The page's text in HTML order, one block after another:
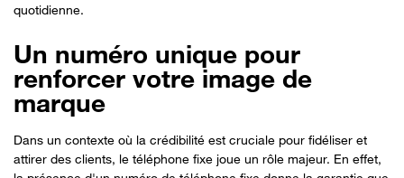
quotidienne.
Un numéro unique pour
renforcer votre image de
marque
Dans un contexte où la crédibilité est cruciale pour fidéliser et
attirer des clients, le téléphone fixe joue un rôle majeur. En effet,